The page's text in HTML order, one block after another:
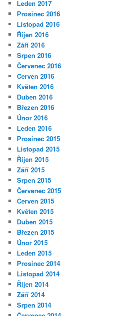
Leden 2017
Prosinec 2016
Listopad 2016
Říjen 2016
Září 2016
Srpen 2016
Červenec 2016
Červen 2016
Květen 2016
Duben 2016
Březen 2016
Únor 2016
Leden 2016
Prosinec 2015
Listopad 2015
Říjen 2015
Září 2015
Srpen 2015
Červenec 2015
Červen 2015
Květen 2015
Duben 2015
Březen 2015
Únor 2015
Leden 2015
Prosinec 2014
Listopad 2014
Říjen 2014
Září 2014
Srpen 2014